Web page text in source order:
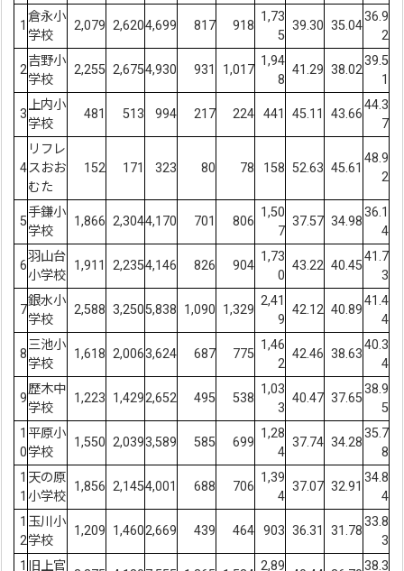
1
倉永小
学校
2,079 2,6204,699 817 918
1,73
5
39.30 35.04
36.9
2
2
吉野小
学校
2,255 2,6754,930 931 1,017
1,94
8
41.29 38.02
39.5
1
3
上内小
学校
481 513 994 217 224 441 45.11 43.66
44.3
7
4
リフレ
スおお
むた
152 171 323 80 78 158 52.63 45.61
48.9
2
5
手鎌小
学校
1,866 2,3044,170 701 806
1,50
7
37.57 34.98
36.1
4
6
羽山台
小学校
1,911 2,2354,146 826 904
1,73
0
43.22 40.45
41.7
3
7
銀水小
学校
2,588 3,2505,838 1,090 1,329
2,41
9
42.12 40.89
41.4
4
8
三池小
学校
1,618 2,0063,624 687 775
1,46
2
42.46 38.63
40.3
4
9
歴木中
学校
1,223 1,4292,652 495 538
1,03
3
40.47 37.65
38.9
5
1
0
平原小
学校
1,550 2,0393,589 585 699
1,28
4
37.74 34.28
35.7
8
1
1
天の原
小学校
1,856 2,1454,001 688 706
1,39
4
37.07 32.91
34.8
4
1
2
玉川小
学校
1,209 1,4602,669 439 464 903 36.31 31.78
33.8
3
1 旧上官
2,89
38.3